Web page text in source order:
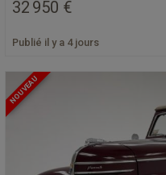
32 950 €
Publié il y a 4 jours
NOUVEAU